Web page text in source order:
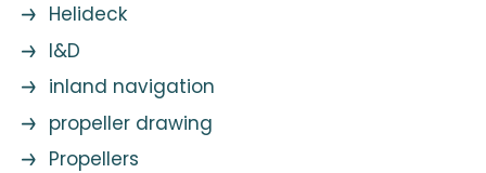
Helideck
I&D
inland navigation
propeller drawing
Propellers